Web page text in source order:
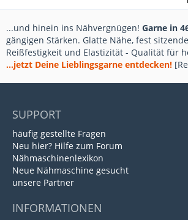
...und hinein ins Nähvergnügen! Garne in
gängigen Stärken. Glatte Nähe, fest
Reißfestigkeit und Elastizität - Qualität für
...jetzt Deine Lieblingsgarne entdecken!
SUPPORT
häufig gestellte Fragen
Neu hier? Hilfe zum Forum
Nähmaschinenlexikon
Neue Nähmaschine gesucht
unsere Partner
INFORMATIONEN